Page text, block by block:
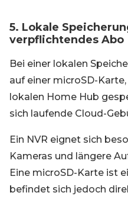
5. Lokale
verpflichtendes Abo
Bei einer lokalen
auf einer microSD-
lokalen Home Hub
sich laufende Cloud-
Ein NVR eignet sich
Kameras und längere
Eine microSD-Karte ist
befindet sich jedoch